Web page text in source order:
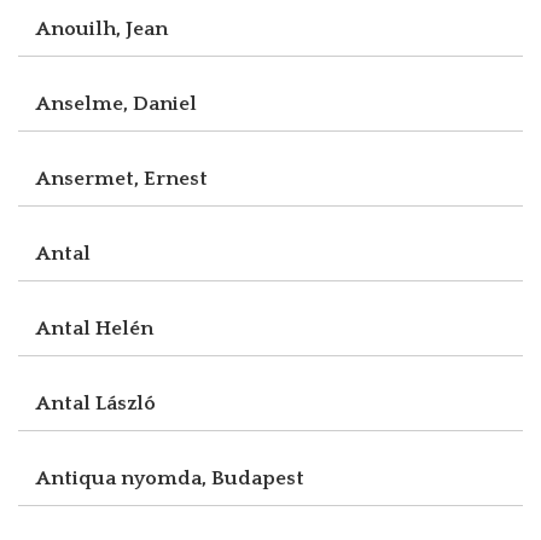
Anouilh, Jean
Anselme, Daniel
Ansermet, Ernest
Antal
Antal Helén
Antal László
Antiqua nyomda, Budapest